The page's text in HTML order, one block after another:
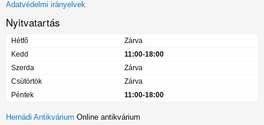
Adatvédelmi irányelvek
Nyitvatartás
Hétfő
Zárva
Kedd
11:00-18:00
Szerda
Zárva
Csütörtök
Zárva
Péntek
11:00-18:00
Hernádi Antikvárium Online antikvárium